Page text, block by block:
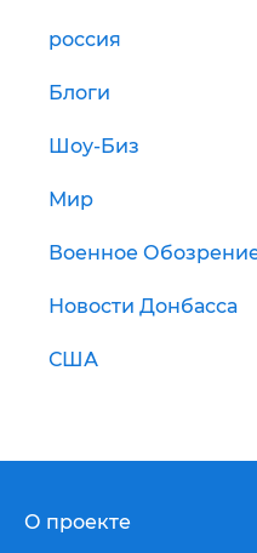
россия
Блоги
Шоу-Биз
Мир
Военное
Новости Донбасса
США
О проекте